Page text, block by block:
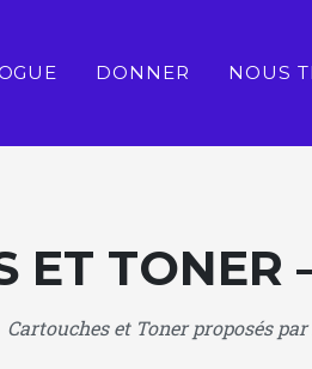
DONNER NOUS
ET
Cartouches et Toner proposés